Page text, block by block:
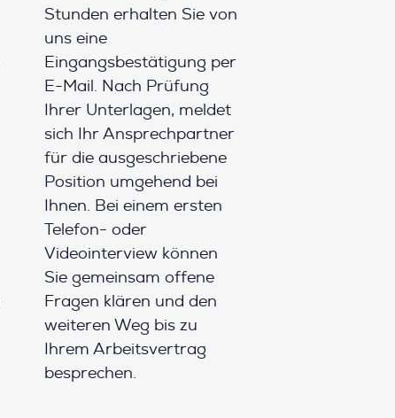
Stunden erhalten Sie von
uns eine
Eingangsbestätigung per
E-Mail. Nach Prüfung
Ihrer Unterlagen, meldet
sich Ihr Ansprechpartner
für die ausgeschriebene
Position umgehend bei
Ihnen. Bei einem ersten
Telefon- oder
Videointerview können
Sie gemeinsam offene
Fragen klären und den
weiteren Weg bis zu
Ihrem Arbeitsvertrag
besprechen.